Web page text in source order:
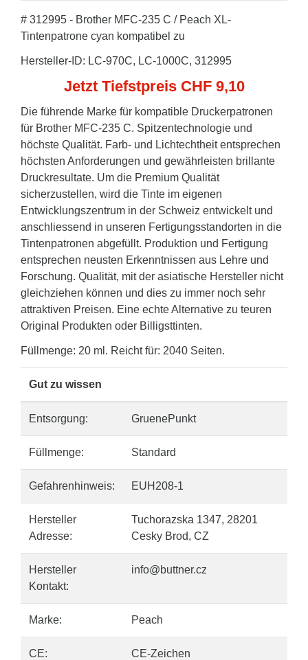
# 312995 - Brother MFC-235 C / Peach XL-
Tintenpatrone cyan kompatibel zu
Hersteller-ID: LC-970C, LC-1000C, 312995
Jetzt Tiefstpreis CHF 9,10
Die führende Marke für kompatible Druckerpatronen
für Brother MFC-235 C. Spitzentechnologie und
höchste Qualität. Farb- und Lichtechtheit entsprechen
höchsten Anforderungen und gewährleisten brillante
Druckresultate. Um die Premium Qualität
sicherzustellen, wird die Tinte im eigenen
Entwicklungszentrum in der Schweiz entwickelt und
anschliessend in unseren Fertigungsstandorten in die
Tintenpatronen abgefüllt. Produktion und Fertigung
entsprechen neusten Erkenntnissen aus Lehre und
Forschung. Qualität, mit der asiatische Hersteller nicht
gleichziehen können und dies zu immer noch sehr
attraktiven Preisen. Eine echte Alternative zu teuren
Original Produkten oder Billigsttinten.
Füllmenge: 20 ml. Reicht für: 2040 Seiten.
Gut zu wissen
Entsorgung: GruenePunkt
Füllmenge: Standard
Gefahrenhinweis: EUH208-1
Hersteller
Adresse:
Tuchorazska 1347, 28201
Cesky Brod, CZ
Hersteller
Kontakt:
info@buttner.cz
Marke: Peach
CE: CE-Zeichen